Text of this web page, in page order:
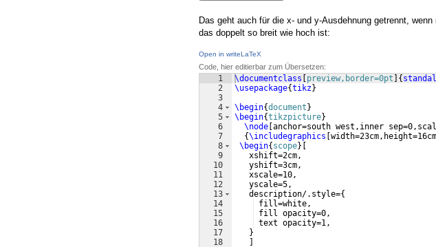
Das geht auch für die x- und y-Ausdehnung getrennt,
das doppelt so breit wie hoch ist:
Open in writeLaTeX
Code, hier editierbar zum Übersetzen:
1
2
3
4
5
6
7
8
9
10
11
12
13
14
15
16
17
18
\documentclass preview,border=0pt {
\usepackage{tikz}
\begin{document }
\begin{tikzpicture}
\node anchor=south west,inner
{\includegraphics width=23cm,height=16cm
\begin{ scope}
   xshift=2cm,
   yshift=3cm,
   xscale=10,
   yscale=5,
   description/.style=
{
fill=white,
fill opacity=0,
text opacity=1,
}